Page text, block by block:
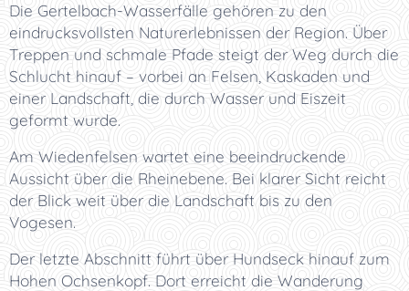
Die Gertelbach-Wasserfälle gehören zu den
eindrucksvollsten Naturerlebnissen der Region. Über
Treppen und schmale Pfade steigt der Weg durch die
Schlucht hinauf – vorbei an Felsen, Kaskaden und
einer Landschaft, die durch Wasser und Eiszeit
geformt wurde.
Am Wiedenfelsen wartet eine beeindruckende
Aussicht über die Rheinebene. Bei klarer Sicht reicht
der Blick weit über die Landschaft bis zu den
Vogesen.
Der letzte Abschnitt führt über Hundseck hinauf zum
Hohen Ochsenkopf. Dort erreicht die Wanderung